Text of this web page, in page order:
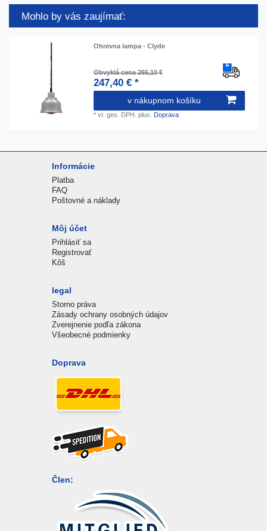
Mohlo by vás zaujímať:
Ohrevna lampa - Clyde
Obvyklá cena 265,10 €
247,40 € *
v nákupnom košíku
*vr. ges. DPH. plus. Doprava
Informácie
Platba
FAQ
Poštovné a náklady
Môj účet
Prihlásiť sa
Registrovať
Kôš
legal
Storno práva
Zásady ochrany osobných údajov
Zverejnenie podľa zákona
Všeobecné podmienky
Doprava
Člen: